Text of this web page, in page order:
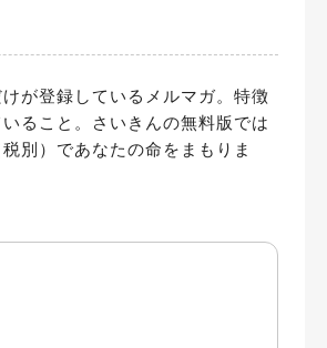
が登録しているメルマガ。特徴
ること。さいきんの無料版では
別）であなたの命をまもりま